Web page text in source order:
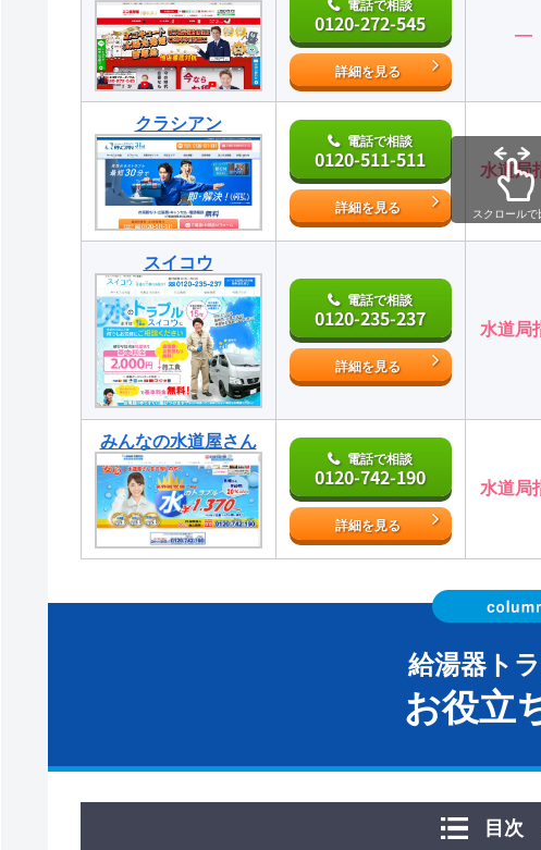
電話で相談
0120-272-545
詳細を見る
―
クラシアン
電話で相談
0120-511-511
詳細を見る
水道局
スイコウ
電話で相談
0120-235-237
詳細を見る
水道局
みんなの水道屋さん
電話で相談
0120-742-190
詳細を見る
水道局
スクロールで
給湯器ト
お役立
目次